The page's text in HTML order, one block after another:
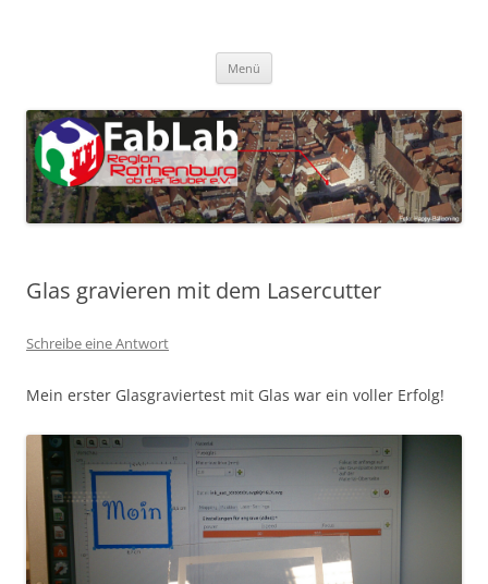
Menü
Glas gravieren mit dem Lasercutter
Schreibe eine Antwort
Mein erster Glasgraviertest mit Glas war ein voller Erfolg!